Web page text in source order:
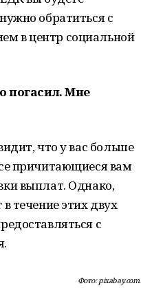
обратиться с
в центр социальной
погасил. Мне
что у вас больше
причитающиеся вам
выплат. Однако,
течение этих двух
с
Фото: pixabay.com.